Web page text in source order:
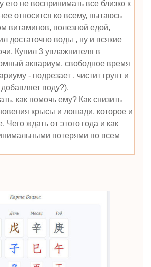
его не воспринимать все близко к
относится ко всему, пытаюсь
витаминов, полезной едой,
достаточно воды , ну и всякие
Купил 3 увлажнителя в
аквариум, свободное время
- подрезает , чистит грунт и
воду?).
как помочь ему? Как снизить
крысы и лошади, которое и
Чего ждать от этого года и как
потерями по всем